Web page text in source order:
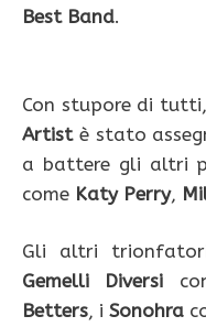
Best Band.
Con stupore di
Artistè stato
a battere gli altri
come Katy Perry,
Gli altri
Gemelli Diversi
Betters, i Sonohra